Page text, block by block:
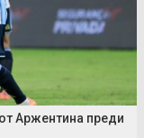
Аржентина преди